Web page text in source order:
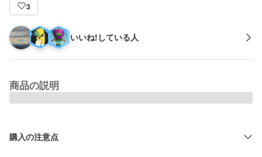
3
いいね!している人
商品の説明
購入の注意点